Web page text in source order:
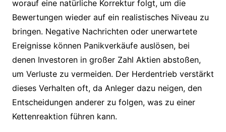
worauf eine natürliche Korrektur folgt, um die
Bewertungen wieder auf ein realistisches Niveau zu
bringen. Negative Nachrichten oder unerwartete
Ereignisse können Panikverkäufe auslösen, bei
denen Investoren in großer Zahl Aktien abstoßen,
um Verluste zu vermeiden. Der Herdentrieb verstärkt
dieses Verhalten oft, da Anleger dazu neigen, den
Entscheidungen anderer zu folgen, was zu einer
Kettenreaktion führen kann.